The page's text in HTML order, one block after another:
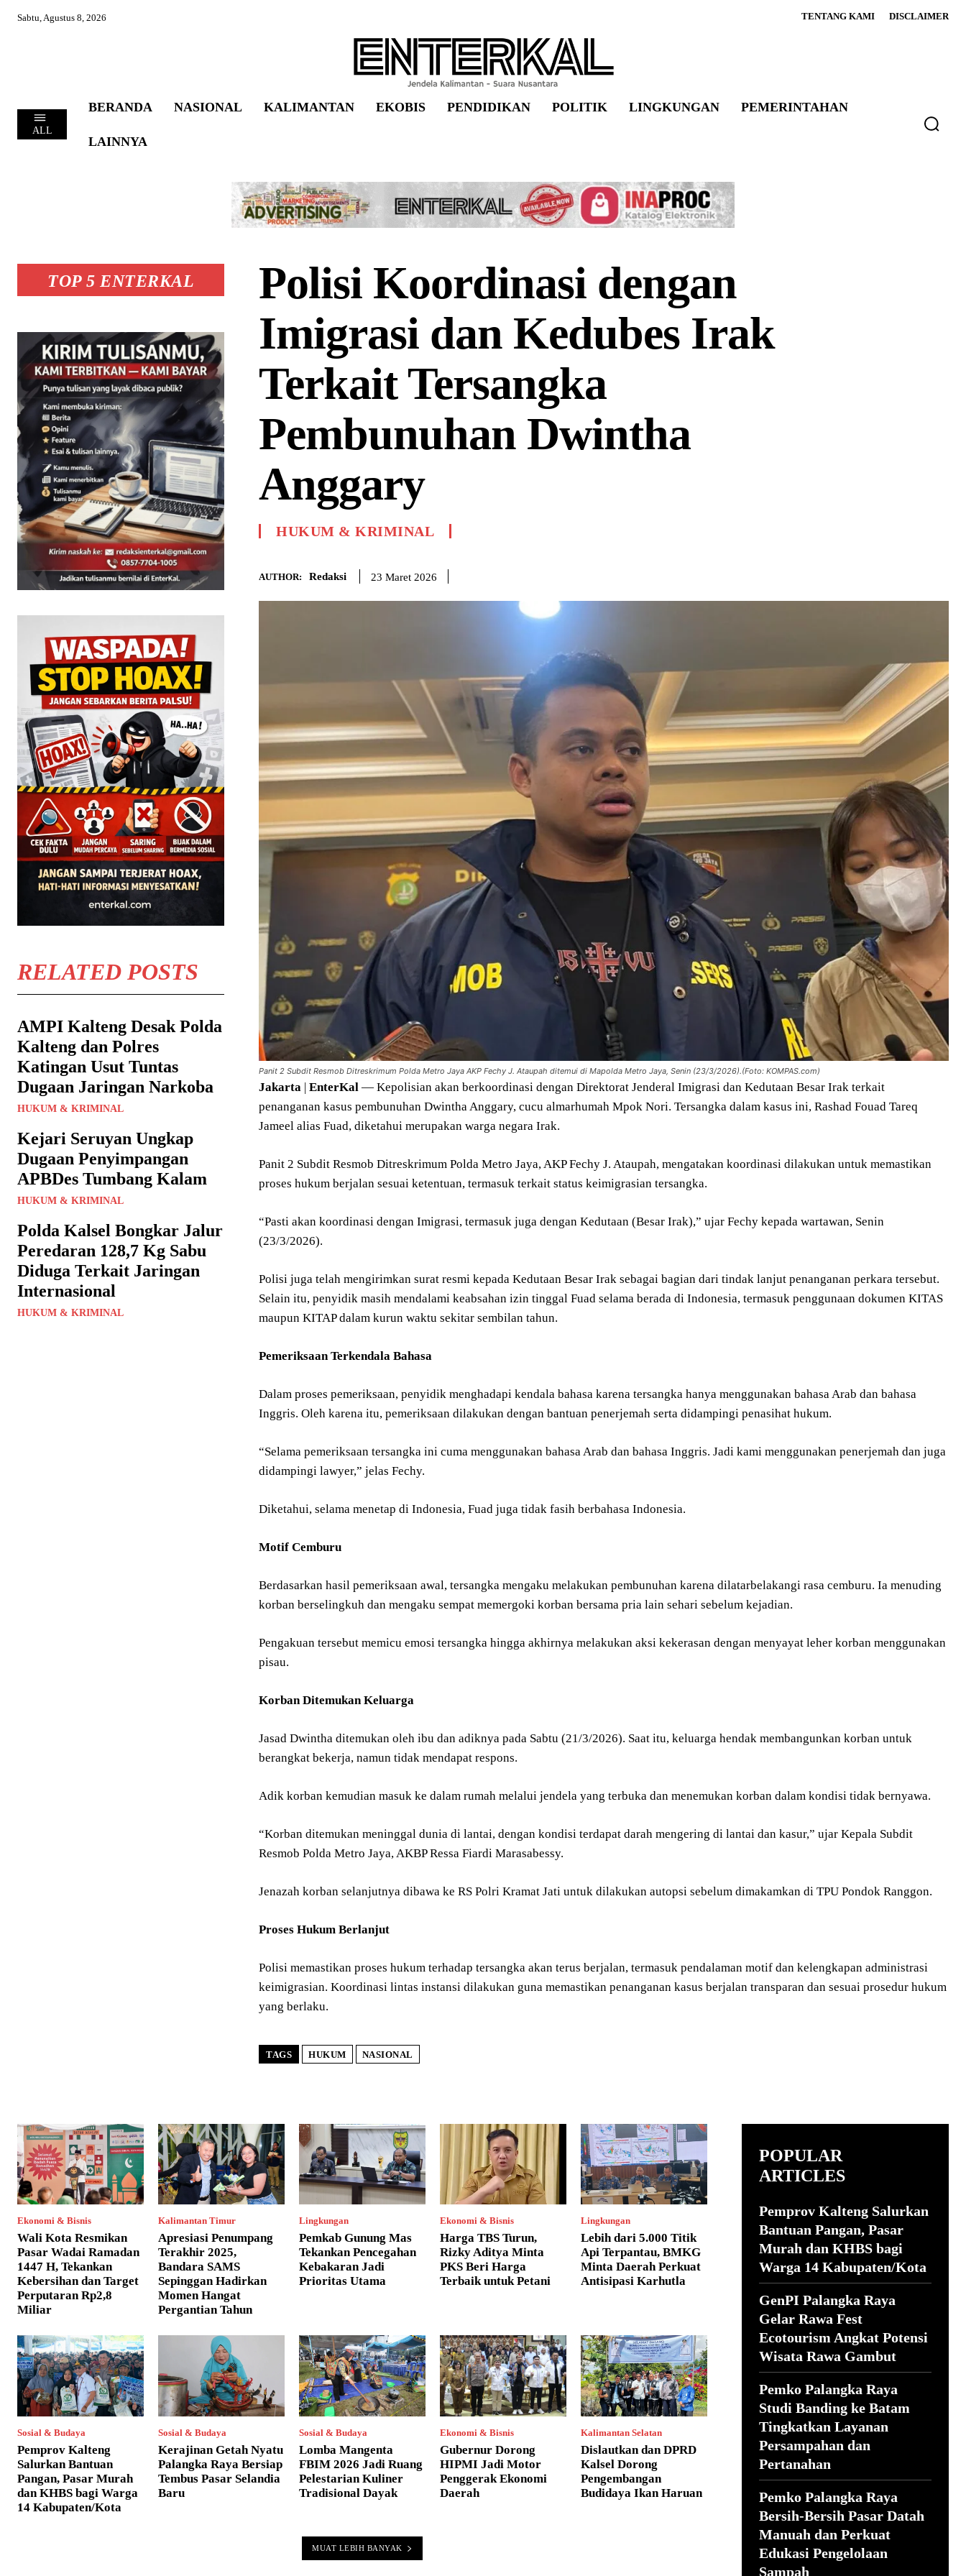
Sabtu, Agustus 8, 2026 TENTANG KAMI DISCLAIMER
ALL
BERANDA NASIONAL KALIMANTAN EKOBIS PENDIDIKAN POLITIK LINGKUNGAN PEMERINTAHAN
LAINNYA
TOP 5 ENTERKAL
RELATED POSTS
AMPI Kalteng Desak Polda
Kalteng dan Polres
Katingan Usut Tuntas
Dugaan Jaringan Narkoba
HUKUM & KRIMINAL
Kejari Seruyan Ungkap
Dugaan Penyimpangan
APBDes Tumbang Kalam
HUKUM & KRIMINAL
Polda Kalsel Bongkar Jalur
Peredaran 128,7 Kg Sabu
Diduga Terkait Jaringan
Internasional
HUKUM & KRIMINAL
Polisi Koordinasi dengan
Imigrasi dan Kedubes Irak
Terkait Tersangka
Pembunuhan Dwintha
Anggary
HUKUM & KRIMINAL
AUTHOR: Redaksi 23 Maret 2026
Panit 2 Subdit Resmob Ditreskrimum Polda Metro Jaya AKP Fechy J. Ataupah ditemui di Mapolda Metro Jaya, Senin (23/3/2026).(Foto: KOMPAS.com)
Jakarta | EnterKal — Kepolisian akan berkoordinasi dengan Direktorat Jenderal Imigrasi dan Kedutaan Besar Irak terkait
penanganan kasus pembunuhan Dwintha Anggary, cucu almarhumah Mpok Nori. Tersangka dalam kasus ini, Rashad Fouad Tareq
Jameel alias Fuad, diketahui merupakan warga negara Irak.
Panit 2 Subdit Resmob Ditreskrimum Polda Metro Jaya, AKP Fechy J. Ataupah, mengatakan koordinasi dilakukan untuk memastikan
proses hukum berjalan sesuai ketentuan, termasuk terkait status keimigrasian tersangka.
“Pasti akan koordinasi dengan Imigrasi, termasuk juga dengan Kedutaan (Besar Irak),” ujar Fechy kepada wartawan, Senin
(23/3/2026).
Polisi juga telah mengirimkan surat resmi kepada Kedutaan Besar Irak sebagai bagian dari tindak lanjut penanganan perkara tersebut.
Selain itu, penyidik masih mendalami keabsahan izin tinggal Fuad selama berada di Indonesia, termasuk penggunaan dokumen KITAS
maupun KITAP dalam kurun waktu sekitar sembilan tahun.
Pemeriksaan Terkendala Bahasa
Dalam proses pemeriksaan, penyidik menghadapi kendala bahasa karena tersangka hanya menggunakan bahasa Arab dan bahasa
Inggris. Oleh karena itu, pemeriksaan dilakukan dengan bantuan penerjemah serta didampingi penasihat hukum.
“Selama pemeriksaan tersangka ini cuma menggunakan bahasa Arab dan bahasa Inggris. Jadi kami menggunakan penerjemah dan juga
didampingi lawyer,” jelas Fechy.
Diketahui, selama menetap di Indonesia, Fuad juga tidak fasih berbahasa Indonesia.
Motif Cemburu
Berdasarkan hasil pemeriksaan awal, tersangka mengaku melakukan pembunuhan karena dilatarbelakangi rasa cemburu. Ia menuding
korban berselingkuh dan mengaku sempat memergoki korban bersama pria lain sehari sebelum kejadian.
Pengakuan tersebut memicu emosi tersangka hingga akhirnya melakukan aksi kekerasan dengan menyayat leher korban menggunakan
pisau.
Korban Ditemukan Keluarga
Jasad Dwintha ditemukan oleh ibu dan adiknya pada Sabtu (21/3/2026). Saat itu, keluarga hendak membangunkan korban untuk
berangkat bekerja, namun tidak mendapat respons.
Adik korban kemudian masuk ke dalam rumah melalui jendela yang terbuka dan menemukan korban dalam kondisi tidak bernyawa.
“Korban ditemukan meninggal dunia di lantai, dengan kondisi terdapat darah mengering di lantai dan kasur,” ujar Kepala Subdit
Resmob Polda Metro Jaya, AKBP Ressa Fiardi Marasabessy.
Jenazah korban selanjutnya dibawa ke RS Polri Kramat Jati untuk dilakukan autopsi sebelum dimakamkan di TPU Pondok Ranggon.
Proses Hukum Berlanjut
Polisi memastikan proses hukum terhadap tersangka akan terus berjalan, termasuk pendalaman motif dan kelengkapan administrasi
keimigrasian. Koordinasi lintas instansi dilakukan guna memastikan penanganan kasus berjalan transparan dan sesuai prosedur hukum
yang berlaku.
TAGS HUKUM NASIONAL
Ekonomi & Bisnis
Wali Kota Resmikan
Pasar Wadai Ramadan
1447 H, Tekankan
Kebersihan dan Target
Perputaran Rp2,8
Miliar
Kalimantan Timur
Apresiasi Penumpang
Terakhir 2025,
Bandara SAMS
Sepinggan Hadirkan
Momen Hangat
Pergantian Tahun
Lingkungan
Pemkab Gunung Mas
Tekankan Pencegahan
Kebakaran Jadi
Prioritas Utama
Ekonomi & Bisnis
Harga TBS Turun,
Rizky Aditya Minta
PKS Beri Harga
Terbaik untuk Petani
Lingkungan
Lebih dari 5.000 Titik
Api Terpantau, BMKG
Minta Daerah Perkuat
Antisipasi Karhutla
Sosial & Budaya
Pemprov Kalteng
Salurkan Bantuan
Pangan, Pasar Murah
dan KHBS bagi Warga
14 Kabupaten/Kota
Sosial & Budaya
Kerajinan Getah Nyatu
Palangka Raya Bersiap
Tembus Pasar Selandia
Baru
Sosial & Budaya
Lomba Mangenta
FBIM 2026 Jadi Ruang
Pelestarian Kuliner
Tradisional Dayak
Ekonomi & Bisnis
Gubernur Dorong
HIPMI Jadi Motor
Penggerak Ekonomi
Daerah
Kalimantan Selatan
Dislautkan dan DPRD
Kalsel Dorong
Pengembangan
Budidaya Ikan Haruan
MUAT LEBIH BANYAK
POPULAR
ARTICLES
Pemprov Kalteng Salurkan
Bantuan Pangan, Pasar
Murah dan KHBS bagi
Warga 14 Kabupaten/Kota
GenPI Palangka Raya
Gelar Rawa Fest
Ecotourism Angkat Potensi
Wisata Rawa Gambut
Pemko Palangka Raya
Studi Banding ke Batam
Tingkatkan Layanan
Persampahan dan
Pertanahan
Pemko Palangka Raya
Bersih-Bersih Pasar Datah
Manuah dan Perkuat
Edukasi Pengelolaan
Sampah